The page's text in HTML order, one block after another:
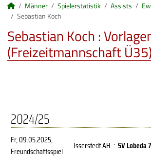
Männer Spielerstatistik Assists
Sebastian Koch
Sebastian Koch :
(Freizeitmannschaft Ü35)
2024/25
Fr, 09.05.2025,
Freundschaftsspiel
Isserstedt AH : SV Lobeda